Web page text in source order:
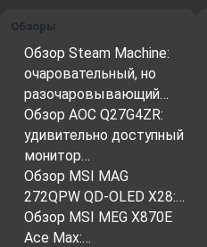
Обзоры
Обзор Steam Machine:
очаровательный, но
разочаровывающий…
Обзор AOC Q27G4ZR:
удивительно доступный
монитор…
Обзор MSI MAG
272QPW QD-OLED X28:…
Обзор MSI MEG X870E
Ace Max:…